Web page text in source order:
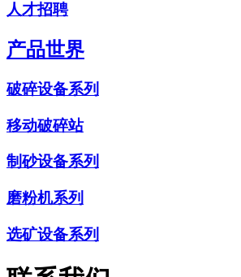
人才招聘
产品世界
破碎设备系列
移动破碎站
制砂设备系列
磨粉机系列
选矿设备系列